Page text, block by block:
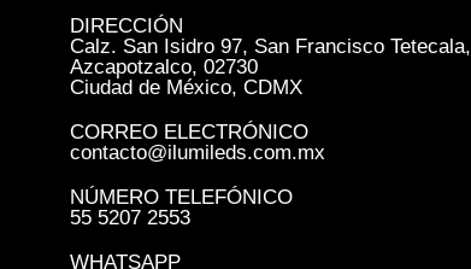
DIRECCIÓN
Calz. San Isidro 97, San Francisco Tetecala,
Azcapotzalco, 02730
Ciudad de México, CDMX
CORREO ELECTRÓNICO
contacto@ilumileds.com.mx
NÚMERO TELEFÓNICO
55 5207 2553
WHATSAPP